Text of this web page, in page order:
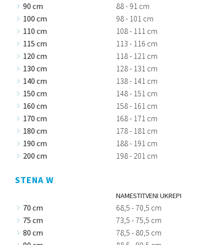
90 cm
88 - 91 cm
100 cm
98 - 101 cm
110 cm
108 - 111 cm
115 cm
113 - 116 cm
120 cm
118 - 121 cm
130 cm
128 - 131 cm
140 cm
138 - 141 cm
150 cm
148 - 151 cm
160 cm
158 - 161 cm
170 cm
168 - 171 cm
180 cm
178 - 181 cm
190 cm
188 - 191 cm
200 cm
198 - 201 cm
STENA W
NAMESTITVENI UKREPI
70 cm
68,5 - 70,5 cm
75 cm
73,5 - 75,5 cm
80 cm
78,5 - 80,5 cm